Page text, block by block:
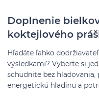
Doplnenie
koktejlového
Hľadáte ľahko
výsledkami? Vyberte si
schudnite bez
energetickú hladinu a